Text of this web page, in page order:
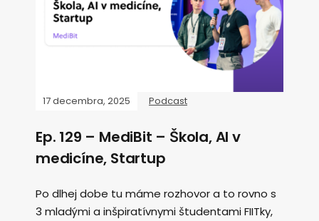
17 decembra, 2025 Podcast
Ep. 129 – MediBit – Škola, AI v
medicíne, Startup
Po dlhej dobe tu máme rozhovor a to rovno s
3 mladými a inšpiratívnymi študentami FIITky,